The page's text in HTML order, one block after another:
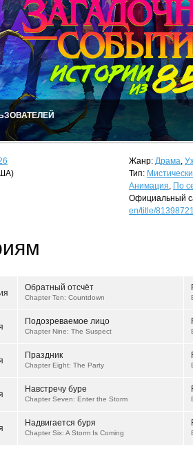
Жанр: Драма,
Тип:
Анимация, По
Официальный
en/title/
Обратный отсчёт
Chapter Ten: Countdown
Подозреваемое лицо
Chapter Nine: The Suspect
Праздник
Chapter Eight: The Party
Навстречу буре
Chapter Seven: Enter the Storm
Надвигается буря
Chapter Six: A Storm Is Coming